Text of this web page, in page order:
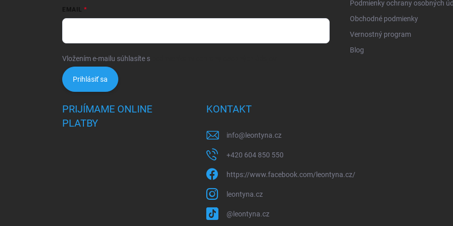
EMAIL
Vložením e-mailu súhlasíte s
Prihlásiť sa
Podmienky ochrany osobných
Obchodné podmienky
Vernostný program
Blog
PRIJÍMAME ONLINE
PLATBY
KONTAKT
info@ leontyna.cz
+420 604 850 550
https://www.facebook.com/leontyna.cz/
leontyna.cz
@leontyna.cz